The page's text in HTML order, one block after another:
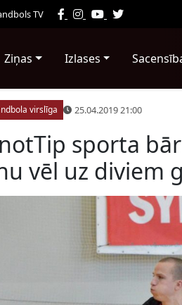
TV
Ziņas Izlases
virslīga 25.04.2019 21:00
sporta
vēl uz diviem